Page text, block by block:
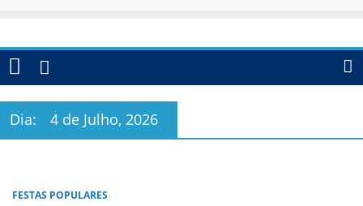
Dia: 4 de Julho, 2026
FESTAS POPULARES